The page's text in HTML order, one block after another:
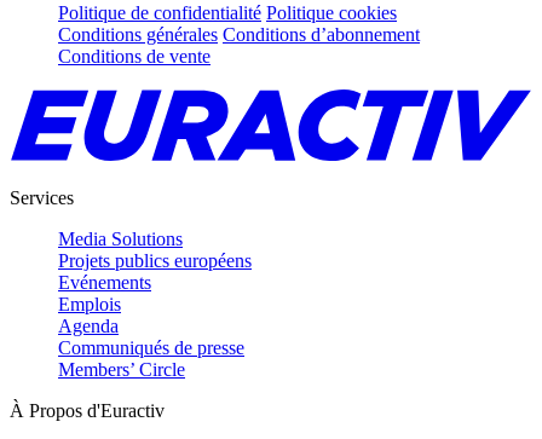
Politique de confidentialité Politique cookies
Conditions générales Conditions d’abonnement
Conditions de vente
Services
Media Solutions
Projets publics européens
Evénements
Emplois
Agenda
Communiqués de presse
Members’ Circle
À Propos d'Euractiv